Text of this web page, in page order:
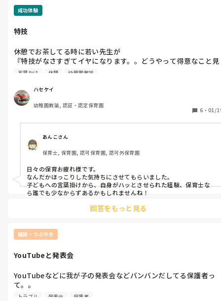
『何でもっと相談してくれないの！』etc。。
いたこと。
指導する方がただの勉強不足。
ら！もっと勉強しなさいよ！』
→YouTube、本、ネット。。今の時代『指導の仕方』が動画で
『自分達は先輩にこんな指導しかしてもらえなかった、だから指
導の仕方が分からない。』
→新卒さんが『学校ではこんなことしか習ってない、だから分か
らない』なんて言ったらキレるでしょ？それと同じ（笑）勉強し
ましょうお互いに。
『なんで相談してくれないの！』
→信頼関係の土台ができてないから。相談したとこで。。ねぇ？
（笑）その人のこと、もっと勉強して理解しましょうお互いに。
一生勉強ですよね！🙃🙃
成功体験
特技
休憩でお茶してる時に若い先生が
『特技がなさすぎてイヤになります。。どうやって得意なこと見
つけるんですかー！？』
でも休憩後に子ども達に保育してる時に
『できないって思うからできないの！チャレンジしてみよ！いっ
ぱい練習もしたら絶対なんでも上手くなるから！』
ってチャレンジカードとか作って子どもに渡してるその若い先生
見てて、
『いや、答え、出てるじゃん（笑）得意なこと、見つけれるじゃ
ん』って思いました。
自分の中の色々な悩みの解決策って、子どもにする保育や声かけ
の中に意外と入ってるんだよねぇ。。
と思いました。頑張れ新人！
言葉かけ 休憩 幼稚園教諭
ハセケイ
幼稚園教諭, 認証・認定保育園
6 ・ 01/
あんこさん
保育士, 保育園, 認可保育園, 認可外保育園
日々の保育お疲れ様です。
なんだかほっこりした気持ちにさせてもらいました。
子どもへの言葉掛けから、自身がハッとさせられた経験、保育士な
ら誰でも少なからずあるかもしれませんね！
回答をもっと見る
雑談・つぶやき
YouTubeと発表会
YouTubeなどに我が子の発表会などバンバンだしてる保護者っ
て。。
◉ブログやYouTubeがNGの子が映ってしまってた時のトラブル
トラブル 発表会 保護者